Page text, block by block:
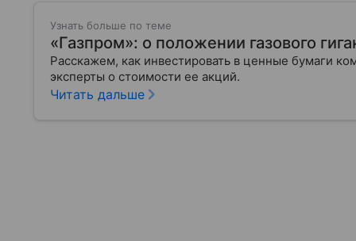
Узнать больше по теме
«Газпром»: о положении газового
Расскажем, как инвестировать в ценные бумаги
эксперты о стоимости ее акций.
Читать дальше